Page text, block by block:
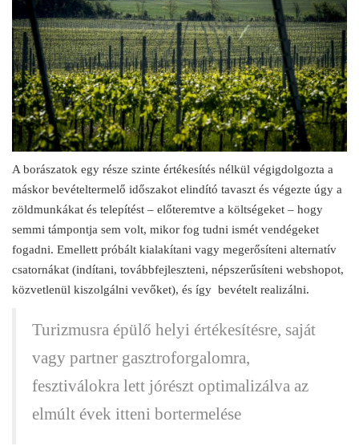
A borászatok egy része szinte értékesítés nélkül végigdolgozta a
máskor bevételtermelő időszakot elindító tavaszt és végezte úgy a
zöldmunkákat és telepítést – előteremtve a költségeket – hogy
semmi támpontja sem volt, mikor fog tudni ismét vendégeket
fogadni. Emellett próbált kialakítani vagy megerősíteni alternatív
csatornákat (indítani, továbbfejleszteni, népszerűsíteni webshopot,
közvetlenül kiszolgálni vevőket), és így bevételt realizálni.
Turizmusra épülő helyi értékesítésre, saját
vagy partner gasztroforgalomra,
fesztiválokra lett jórészt optimalizálva az
elmúlt évek itteni bortermelése